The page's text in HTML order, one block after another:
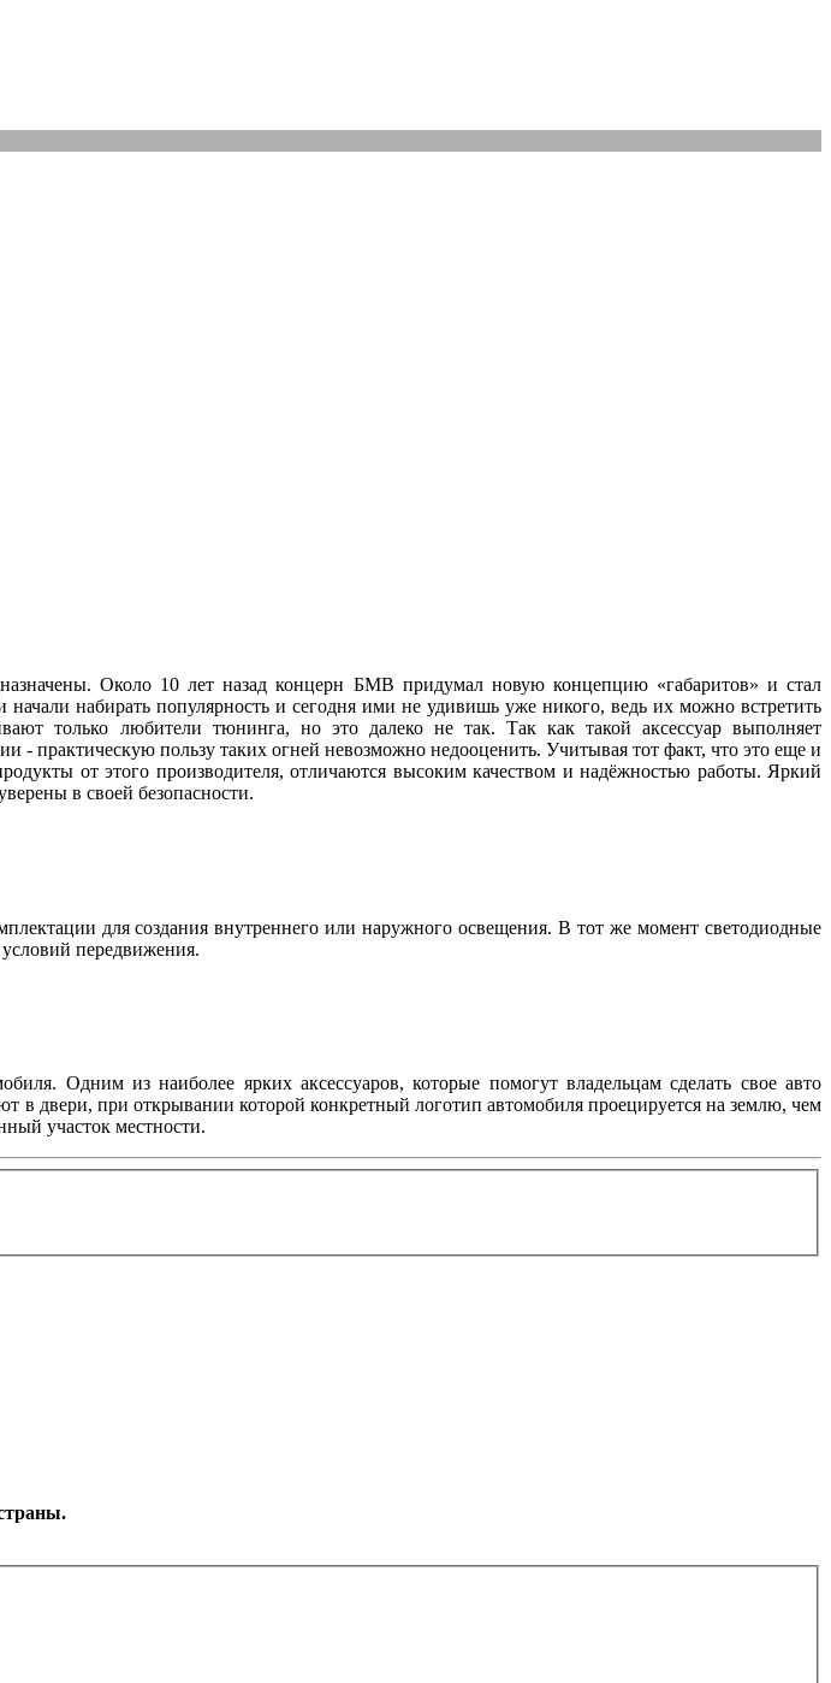
Около 10 лет назад концерн БМВ придумал новую концепцию «габаритов» и стал
набирать популярность и сегодня ими не удивишь уже никого, ведь их можно встретить
только любители тюнинга, но это далеко не так. Так как такой аксессуар выполняет
практическую пользу таких огней невозможно недооценить. Учитывая тот факт, что это еще и
от этого производителя, отличаются высоким качеством и надёжностью работы. Яркий
в своей безопасности.
для создания внутреннего или наружного освещения. В тот же момент светодиодные
передвижения.
Одним из наиболее ярких аксессуаров, которые помогут владельцам сделать свое авто
двери, при открывании которой конкретный логотип автомобиля проецируется на землю, чем
участок местности.